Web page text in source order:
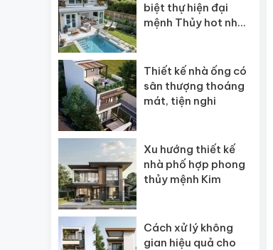
biệt thự hiện đại
mệnh Thủy hot nhất
Thiết kế nhà ống có
sân thượng thoáng
mát, tiện nghi
Xu hướng thiết kế
nhà phố hợp phong
thủy mệnh Kim
Cách xử lý không
gian hiệu quả cho